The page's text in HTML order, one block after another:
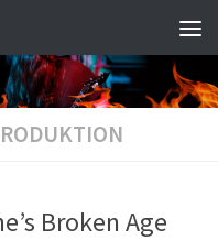
Broken Age